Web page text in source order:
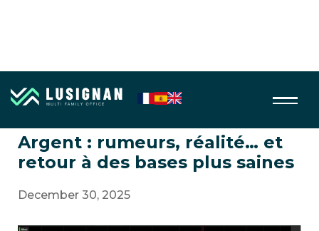
Or & Argent
Argent : rumeurs, réalité… et
retour à des bases plus saines
December 30, 2025